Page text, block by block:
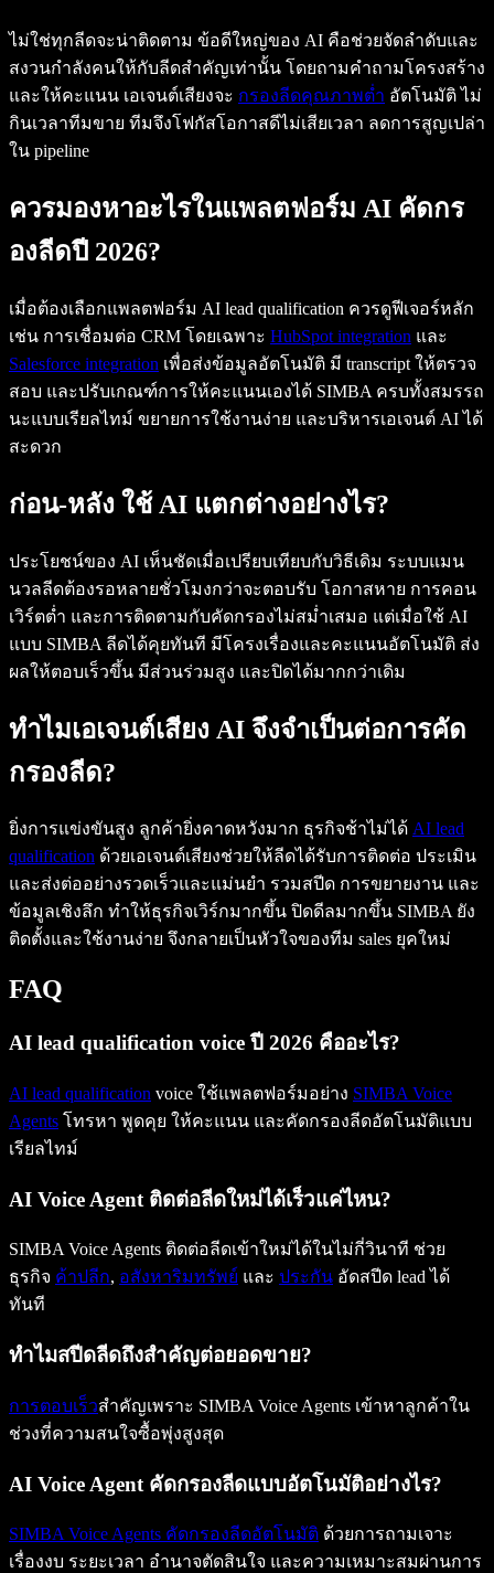
ไม่ใช่ทุกลีดจะน่าติดตาม ข้อดีใหญ่ของ AI คือช่วยจัดลำดับและ
สงวนกำลังคนให้กับลีดสำคัญเท่านั้น โดยถามคำถามโครงสร้าง
และให้คะแนน เอเจนต์เสียงจะ กรองลีดคุณภาพต่ำ อัตโนมัติ ไม่
กินเวลาทีมขาย ทีมจึงโฟกัสโอกาสดีไม่เสียเวลา ลดการสูญเปล่า
ใน pipeline
ควรมองหาอะไรในแพลตฟอร์ม AI คัดกร
องลีดปี 2026?
เมื่อต้องเลือกแพลตฟอร์ม AI lead qualification ควรดูฟีเจอร์หลัก
เช่น การเชื่อมต่อ CRM โดยเฉพาะ HubSpot integration และ
Salesforce integration เพื่อส่งข้อมูลอัตโนมัติ มี transcript ให้ตรวจ
สอบ และปรับเกณฑ์การให้คะแนนเองได้ SIMBA ครบทั้งสมรรถ
นะแบบเรียลไทม์ ขยายการใช้งานง่าย และบริหารเอเจนต์ AI ได้
สะดวก
ก่อน-หลัง ใช้ AI แตกต่างอย่างไร?
ประโยชน์ของ AI เห็นชัดเมื่อเปรียบเทียบกับวิธีเดิม ระบบแมน
นวลลีดต้องรอหลายชั่วโมงกว่าจะตอบรับ โอกาสหาย การคอน
เวิร์ตต่ำ และการติดตามกับคัดกรองไม่สม่ำเสมอ แต่เมื่อใช้ AI
แบบ SIMBA ลีดได้คุยทันที มีโครงเรื่องและคะแนนอัตโนมัติ ส่ง
ผลให้ตอบเร็วขึ้น มีส่วนร่วมสูง และปิดได้มากกว่าเดิม
ทำไมเอเจนต์เสียง AI จึงจำเป็นต่อการคัด
กรองลีด?
ยิ่งการแข่งขันสูง ลูกค้ายิ่งคาดหวังมาก ธุรกิจช้าไม่ได้ AI lead
qualification ด้วยเอเจนต์เสียงช่วยให้ลีดได้รับการติดต่อ ประเมิน
และส่งต่ออย่างรวดเร็วและแม่นยำ รวมสปีด การขยายงาน และ
ข้อมูลเชิงลึก ทำให้ธุรกิจเวิร์กมากขึ้น ปิดดีลมากขึ้น SIMBA ยัง
ติดตั้งและใช้งานง่าย จึงกลายเป็นหัวใจของทีม sales ยุคใหม่
FAQ
AI lead qualification voice ปี 2026 คืออะไร?
AI lead qualification voice ใช้แพลตฟอร์มอย่าง SIMBA Voice
Agents โทรหา พูดคุย ให้คะแนน และคัดกรองลีดอัตโนมัติแบบ
เรียลไทม์
AI Voice Agent ติดต่อลีดใหม่ได้เร็วแค่ไหน?
SIMBA Voice Agents ติดต่อลีดเข้าใหม่ได้ในไม่กี่วินาที ช่วย
ธุรกิจ ค้าปลีก, อสังหาริมทรัพย์ และ ประกัน อัดสปีด lead ได้
ทันที
ทำไมสปีดลีดถึงสำคัญต่อยอดขาย?
การตอบเร็วสำคัญเพราะ SIMBA Voice Agents เข้าหาลูกค้าใน
ช่วงที่ความสนใจซื้อพุ่งสูงสุด
AI Voice Agent คัดกรองลีดแบบอัตโนมัติอย่างไร?
SIMBA Voice Agents คัดกรองลีดอัตโนมัติ ด้วยการถามเจาะ
เรื่องงบ ระยะเวลา อำนาจตัดสินใจ และความเหมาะสมผ่านการ